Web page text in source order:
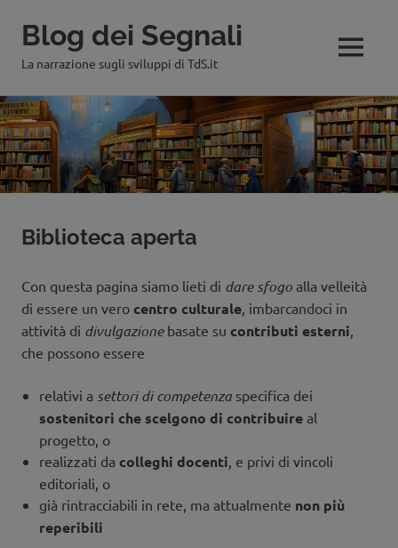
Salta
al
contenuto
Blog dei Segnali
La narrazione sugli sviluppi di TdS.it MENU
Biblioteca aperta
Con questa pagina siamo lieti di dare sfogo alla velleità
di essere un vero centro culturale, imbarcandoci in
attività di divulgazionebasate su contributi esterni,
che possono essere
relativi a settori di competenza specifica dei
sostenitori che scelgono di contribuire al
progetto, o
realizzati da colleghi docenti, e privi di vincoli
editoriali, o
già rintracciabili in rete, ma attualmente non più
reperibili